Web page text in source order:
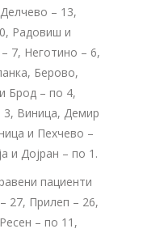
– 13,
Радовиш и
7, Неготино – 6,
Берово,
Брод – по 4,
3, Виница, Демир
и Пехчево –
и Дојран – по 1.
пациенти
27, Прилеп – 26,
– по 11,